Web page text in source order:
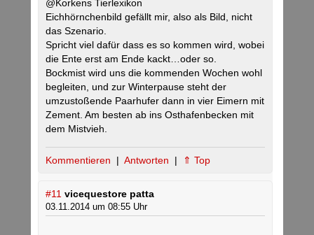
@Korkens Tierlexikon
Eichhörnchenbild gefällt mir, also als Bild, nicht
das Szenario.
Spricht viel dafür dass es so kommen wird, wobei
die Ente erst am Ende kackt…oder so.
Bockmist wird uns die kommenden Wochen wohl
begleiten, und zur Winterpause steht der
umzustoßende Paarhufer dann in vier Eimern mit
Zement. Am besten ab ins Osthafenbecken mit
dem Mistvieh.
Kommentieren | Antworten | ⇑ Top
#11 vicequestore patta
03.11.2014 um 08:55 Uhr